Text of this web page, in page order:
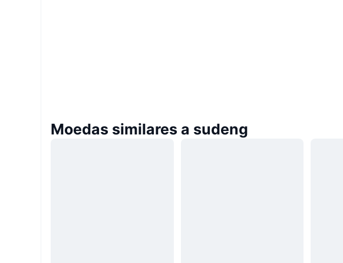
Moedas similares a sudeng